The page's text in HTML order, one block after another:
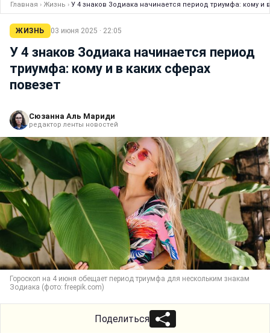
Главная › Жизнь › У 4 знаков Зодиака начинается период триумфа: кому и
ЖИЗНЬ 03 июня 2025 · 22:05
У 4 знаков Зодиака начинается период
триумфа: кому и в каких сферах
повезет
Сюзанна Аль Мариди
редактор ленты новостей
Гороскоп на 4 июня обещает период триумфа для нескольким знакам
Зодиака (фото: freepik.com)
Поделиться